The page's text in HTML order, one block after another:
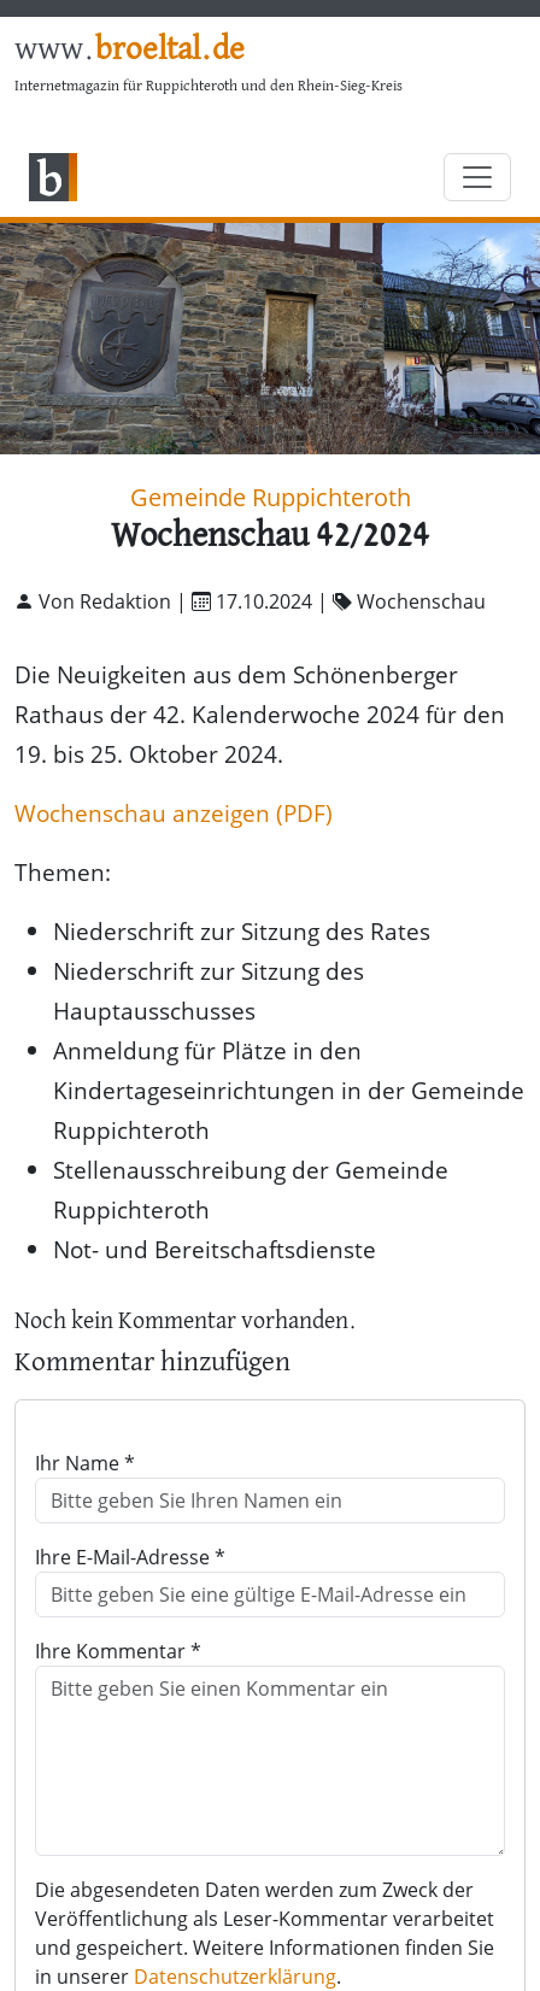
www.broeltal.de
Internetmagazin für Ruppichteroth und den Rhein-Sieg-Kreis
Gemeinde Ruppichteroth
Wochenschau 42/2024
Von Redaktion | 17.10.2024 | Wochenschau
Die Neuigkeiten aus dem Schönenberger
Rathaus der 42. Kalenderwoche 2024 für den
19. bis 25. Oktober 2024.
Wochenschau anzeigen (PDF)
Themen:
Niederschrift zur Sitzung des Rates
Niederschrift zur Sitzung des
Hauptausschusses
Anmeldung für Plätze in den
Kindertageseinrichtungen in der Gemeinde
Ruppichteroth
Stellenausschreibung der Gemeinde
Ruppichteroth
Not- und Bereitschaftsdienste
Noch kein Kommentar vorhanden.
Kommentar hinzufügen
Ihr Name *
Ihre E-Mail-Adresse *
Ihre Kommentar *
Die abgesendeten Daten werden zum Zweck der
Veröffentlichung als Leser-Kommentar verarbeitet
und gespeichert. Weitere Informationen finden Sie
in unserer Datenschutzerklärung.